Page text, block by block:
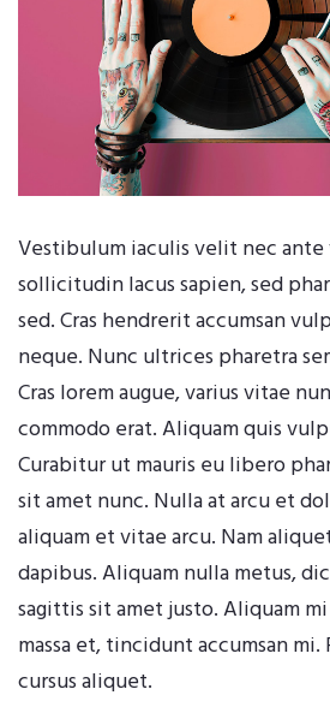
Vestibulum iaculis velit nec ante
sollicitudin lacus sapien, sed
sed. Cras hendrerit accumsan
neque. Nunc ultrices pharetra
Cras lorem augue, varius vitae
commodo erat. Aliquam quis
Curabitur ut mauris eu libero
sit amet nunc. Nulla at arcu et
aliquam et vitae arcu. Nam
dapibus. Aliquam nulla metus,
sagittis sit amet justo. Aliquam mi
massa et, tincidunt accumsan
cursus aliquet.